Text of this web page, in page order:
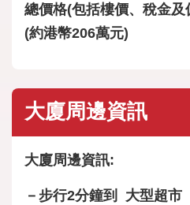
總價格(包括樓價、稅金
(約港幣206萬元)
大廈周邊資訊
大廈周邊資訊:
－步行2分鐘到 大型超市